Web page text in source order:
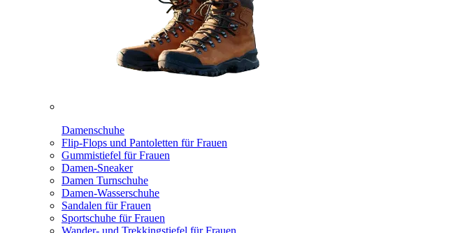
Damenschuhe
Flip-Flops und Pantoletten für Frauen
Gummistiefel für Frauen
Damen-Sneaker
Damen Turnschuhe
Damen-Wasserschuhe
Sandalen für Frauen
Sportschuhe für Frauen
Wander- und Trekkingstiefel für Frauen